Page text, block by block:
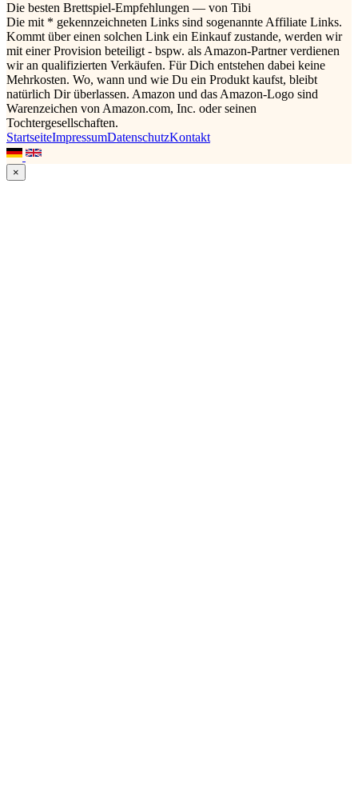
Die besten Brettspiel-Empfehlungen — von Tibi
Die mit * gekennzeichneten Links sind sogenannte Affiliate Links.
Kommt über einen solchen Link ein Einkauf zustande, werden wir
mit einer Provision beteiligt - bspw. als Amazon-Partner verdienen
wir an qualifizierten Verkäufen. Für Dich entstehen dabei keine
Mehrkosten. Wo, wann und wie Du ein Produkt kaufst, bleibt
natürlich Dir überlassen. Amazon und das Amazon-Logo sind
Warenzeichen von Amazon.com, Inc. oder seinen
Tochtergesellschaften.
StartseiteImpressumDatenschutzKontakt
×